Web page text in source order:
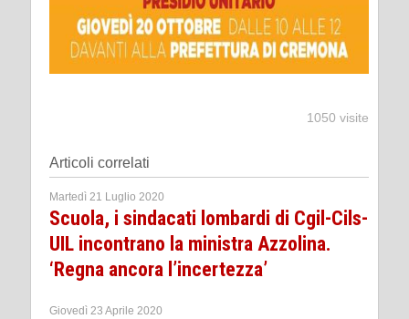
1050 visite
Articoli correlati
Martedì 21 Luglio 2020
Scuola, i sindacati lombardi di Cgil-Cils-
UIL incontrano la ministra Azzolina.
‘Regna ancora l’incertezza’
Giovedì 23 Aprile 2020